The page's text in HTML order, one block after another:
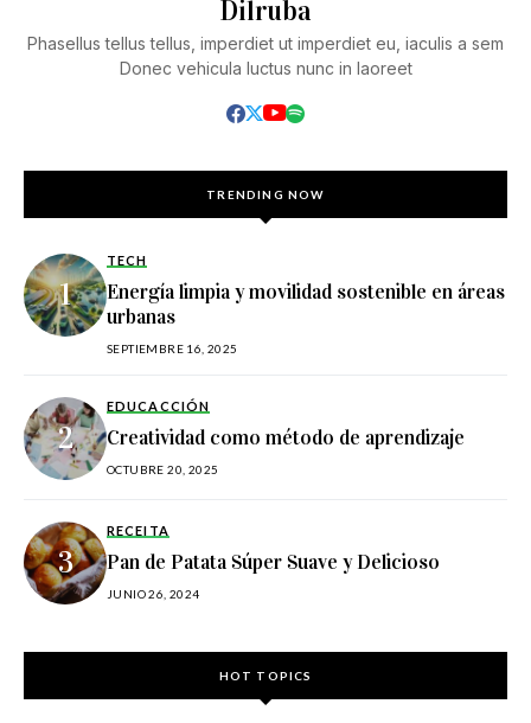
Dilruba
Phasellus tellus tellus, imperdiet ut imperdiet eu, iaculis a sem
Donec vehicula luctus nunc in laoreet
TRENDING NOW
TECH
Energía limpia y movilidad sostenible en áreas
urbanas
SEPTIEMBRE 16, 2025
EDUCACCIÓN
Creatividad como método de aprendizaje
OCTUBRE 20, 2025
RECEITA
Pan de Patata Súper Suave y Delicioso
JUNIO 26, 2024
HOT TOPICS